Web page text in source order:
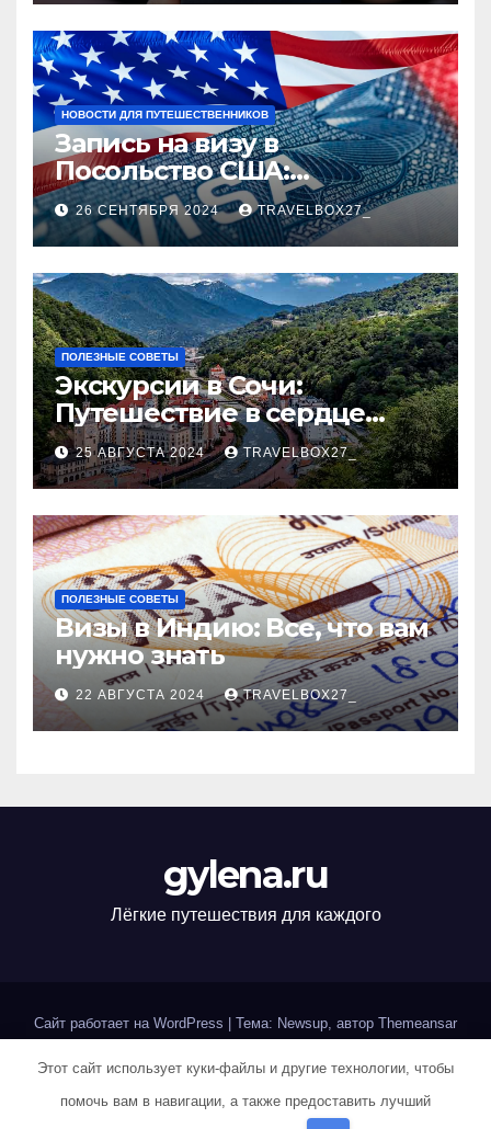
НОВОСТИ ДЛЯ ПУТЕШЕСТВЕННИКОВ
Запись на визу в
Посольство США:
Пошаговое руководство
26 СЕНТЯБРЯ 2024 TRAVELBOX27_
ПОЛЕЗНЫЕ СОВЕТЫ
Экскурсии в Сочи:
Путешествие в сердце
Черноморского курорта
25 АВГУСТА 2024 TRAVELBOX27_
ПОЛЕЗНЫЕ СОВЕТЫ
Визы в Индию: Все, что вам
нужно знать
22 АВГУСТА 2024 TRAVELBOX27_
gylena.ru
Лёгкие путешествия для каждого
Сайт работает на WordPress | Тема: Newsup, автор Themeansar
Home Sample Page Авторам и правообладателям
Политика конфиденциальности
Этот сайт использует куки-файлы и другие технологии, чтобы
помочь вам в навигации, а также предоставить лучший